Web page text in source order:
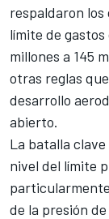
respaldaron
límite de
millones a 145
otras reglas
desarrollo
abierto.
La batalla
nivel del límite
de la presión